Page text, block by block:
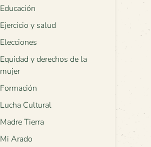
Educación
Ejercicio y salud
Elecciones
Equidad y derechos de la
mujer
Formación
Lucha Cultural
Madre Tierra
Mi Arado